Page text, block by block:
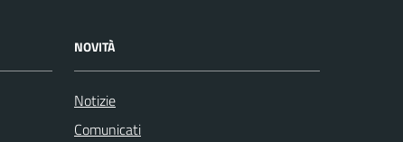
NOVITÀ
Notizie
Comunicati